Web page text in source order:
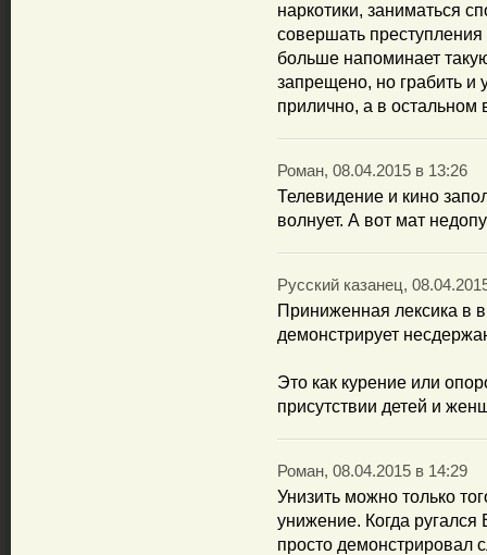
наркотики, заниматься
совершать
больше напоминает
запрещено, но грабить и
прилично, а в остальном
Роман, 08.04.2015 в 13:26
Телевидение и кино
волнует. А вот мат
Русский казанец,
Приниженная лексика в
демонстрирует
Это как курение или
присутствии детей и
Роман, 08.04.2015 в 14:29
Унизить можно только
унижение. Когда
просто демонстрировал